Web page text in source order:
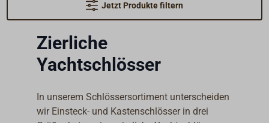
Jetzt Produkte filtern
Zierliche
Yachtschlösser
In unserem Schlössersortiment unterscheiden
wir Einsteck- und Kastenschlösser in drei